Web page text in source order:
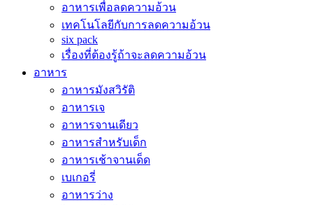
อาหารเพื่อลดความอ้วน
เทคโนโลยีกับการลดความอ้วน
six pack
เรื่องที่ต้องรู้ถ้าจะลดความอ้วน
อาหาร
อาหารมังสวิรัติ
อาหารเจ
อาหารจานเดียว
อาหารสำหรับเด็ก
อาหารเช้าจานเด็ด
เบเกอรี่
อาหารว่าง